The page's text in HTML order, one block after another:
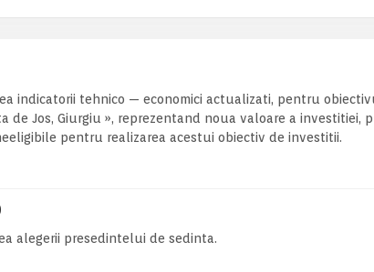
indicatorii tehnico — economici actualizati, pentru
Jos, Giurgiu », reprezentand noua valoare a investitiei,
pentru realizarea acestui obiectiv de investitii.
alegerii presedintelui de sedinta.